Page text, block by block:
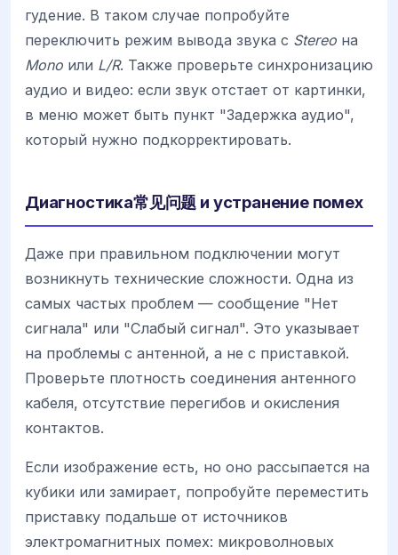
гудение. В таком случае попробуйте
переключить режим вывода звука с Stereo на
Mono или L/R. Также проверьте синхронизацию
аудио и видео: если звук отстает от картинки,
в меню может быть пункт "Задержка аудио",
который нужно подкорректировать.
Диагностика常见问题 и устранение помех
Даже при правильном подключении могут
возникнуть технические сложности. Одна из
самых частых проблем — сообщение "Нет
сигнала" или "Слабый сигнал". Это указывает
на проблемы с антенной, а не с приставкой.
Проверьте плотность соединения антенного
кабеля, отсутствие перегибов и окисления
контактов.
Если изображение есть, но оно рассыпается на
кубики или замирает, попробуйте переместить
приставку подальше от источников
электромагнитных помех: микроволновых